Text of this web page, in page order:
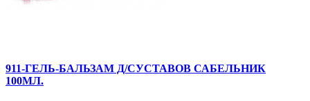
911-ГЕЛЬ-БАЛЬЗАМ Д/СУСТАВОВ САБЕЛЬНИК
100МЛ.